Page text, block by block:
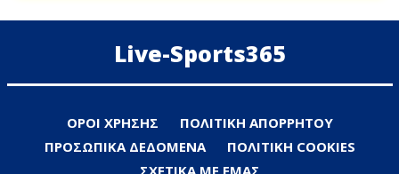
Live-Sports365
ΟΡΟΙ ΧΡΗΣΗΣ
ΠΟΛΙΤΙΚΗ ΑΠΟΡΡΗΤΟΥ
ΠΡΟΣΩΠΙΚΑ ΔΕΔΟΜΕΝΑ
ΠΟΛΙΤΙΚΗ COOKIES
ΣΧΕΤΙΚΑ ΜΕ ΕΜΑΣ